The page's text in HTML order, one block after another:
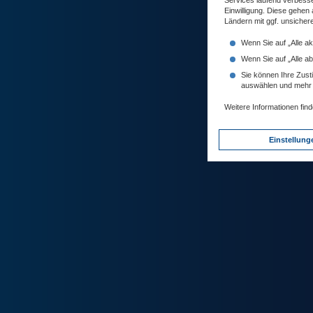
Einwilligung. Diese
Ländern mit ggf.
Wenn Sie auf „Alle
Wenn Sie auf „Alle
Sie können Ihre
auswählen und
Weitere Informationen